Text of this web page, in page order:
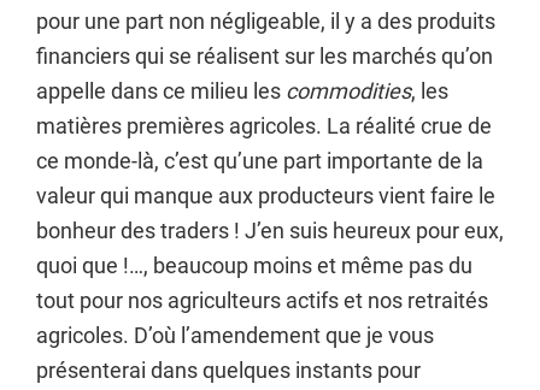
pour une part non négligeable, il y a des produits
financiers qui se réalisent sur les marchés qu’on
appelle dans ce milieu les commodities, les
matières premières agricoles. La réalité crue de
ce monde-là, c’est qu’une part importante de la
valeur qui manque aux producteurs vient faire le
bonheur des traders ! J’en suis heureux pour eux,
quoi que !…, beaucoup moins et même pas du
tout pour nos agriculteurs actifs et nos retraités
agricoles. D’où l’amendement que je vous
présenterai dans quelques instants pour